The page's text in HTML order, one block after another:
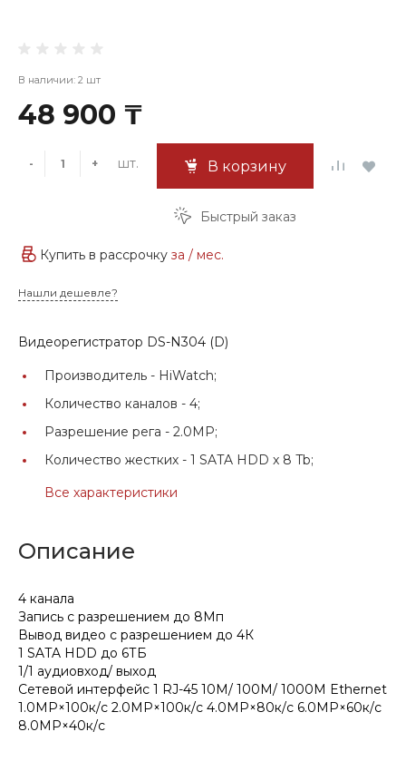
В наличии: 2 шт
48 900 ₸
- + шт. В корзину
Быстрый заказ
Купить в рассрочку за / мес.
Нашли дешевле?
Видеорегистратор DS-N304 (D)
Производитель - HiWatch;
Количество каналов - 4;
Разрешение рега - 2.0MP;
Количество жестких - 1 SATA HDD x 8 Tb;
Все характеристики
Описание
4 канала
Запись с разрешением до 8Мп
Вывод видео с разрешением до 4К
1 SATA HDD до 6ТБ
1/1 аудиовход/ выход
Сетевой интерфейс 1 RJ-45 10M/ 100M/ 1000M Ethernet
1.0MP×100к/с 2.0MP×100к/с 4.0MP×80к/с 6.0MP×60к/с
8.0MP×40к/с